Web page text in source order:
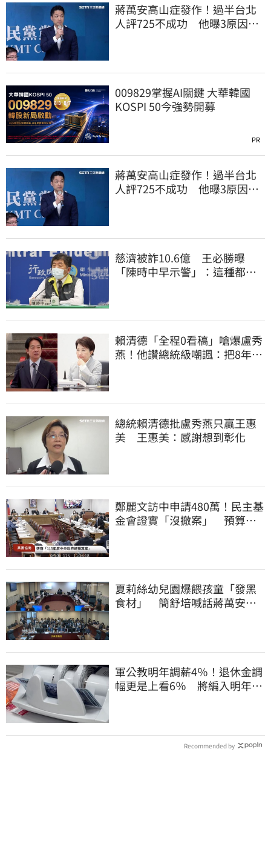
蔣萬安高山症發作！過半台北
人評725不成功 他曝3原因：
009829掌握AI關鍵 大華韓國
KOSPI 50今強勢開募
PR
蔣萬安高山症發作！過半台北
人評725不成功 他曝3原因：
慈濟被詐10.6億 王必勝曝
「陳時中早示警」：這種都是
賴清德「全程0看稿」嗆爆盧秀
燕！他讚總統級嘲諷：把8年總
總統賴清德批盧秀燕只贏王惠
美 王惠美：感謝想到彰化
鄭麗文訪中申請480萬！民主基
金會證實「沒撤案」 預算被
夏莉絲幼兒園爆餵孩童「發黑
食材」 簡舒培喊話蔣萬安：
軍公教明年調薪4％！退休金調
幅更是上看6％ 將編入明年度
Recommended by